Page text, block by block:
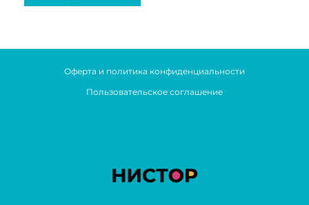
Оферта и политика конфиденциальности
Пользовательское соглашение